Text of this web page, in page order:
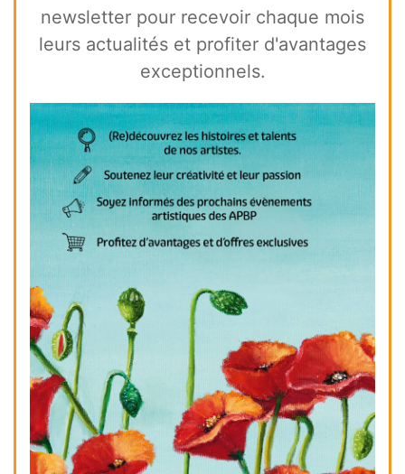
newsletter pour recevoir chaque mois
leurs actualités et profiter d'avantages
exceptionnels.